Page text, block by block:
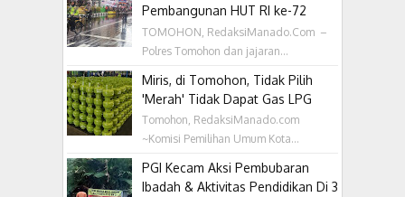
Pembangunan HUT RI ke-72
TOMOHON, RedaksiManado.Com –
Polres Tomohon dan jajaran...
Miris, di Tomohon, Tidak Pilih
'Merah' Tidak Dapat Gas LPG
Tomohon, RedaksiManado.com
~Komisi Pemilihan Umum Kota...
PGI Kecam Aksi Pembubaran
Ibadah & Aktivitas Pendidikan Di 3